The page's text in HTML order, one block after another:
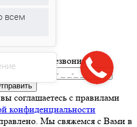
и мы вам перезвоним
соглашаетесь с правилами
конфиденциальности
Мы свяжемся с Вами в
всем